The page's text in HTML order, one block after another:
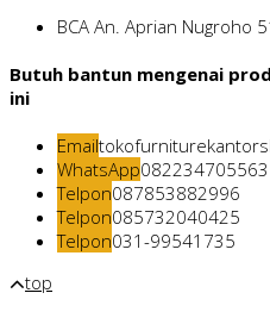
BCA An. Aprian Nugroho
Butuh bantun mengenai
ini
Email
WhatsApp082234705563
Telpon087853882996
Telpon085732040425
Telpon031-99541735
top